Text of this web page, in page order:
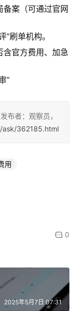
备案（可通过官网
”刷单机构。
含官方费用、加急
”
布者：观察员，
362185.html
用
0
2025年5月7日 07:31